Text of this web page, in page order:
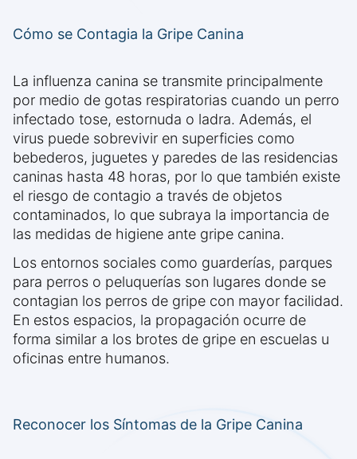
Cómo se Contagia la Gripe Canina
La influenza canina se transmite principalmente
por medio de gotas respiratorias cuando un perro
infectado tose, estornuda o ladra. Además, el
virus puede sobrevivir en superficies como
bebederos, juguetes y paredes de las residencias
caninas hasta 48 horas, por lo que también existe
el riesgo de contagio a través de objetos
contaminados, lo que subraya la importancia de
las medidas de higiene ante gripe canina.
Los entornos sociales como guarderías, parques
para perros o peluquerías son lugares donde se
contagian los perros de gripe con mayor facilidad.
En estos espacios, la propagación ocurre de
forma similar a los brotes de gripe en escuelas u
oficinas entre humanos.
Reconocer los Síntomas de la Gripe Canina